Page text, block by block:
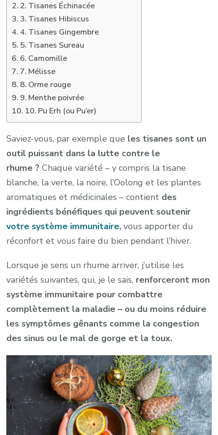
2. Tisanes Échinacée
3. Tisanes Hibiscus
4. Tisanes Gingembre
5. Tisanes Sureau
6. Camomille
7. Mélisse
8. Orme rouge
9. Menthe poivrée
10. Pu Erh (ou Pu’er)
Saviez-vous, par exemple que les tisanes sont un
outil puissant dans la lutte contre le
rhume ? Chaque variété – y compris la tisane
blanche, la verte, la noire, l’Oolong et les plantes
aromatiques et médicinales – contient des
ingrédients bénéfiques qui peuvent soutenir
votre système immunitaire, vous apporter du
réconfort et vous faire du bien pendant l’hiver.
Lorsque je sens un rhume arriver, j’utilise les
variétés suivantes, qui, je le sais, renforceront mon
système immunitaire pour combattre
complètement la maladie – ou du moins réduire
les symptômes gênants comme la congestion
des sinus ou le mal de gorge et la toux.